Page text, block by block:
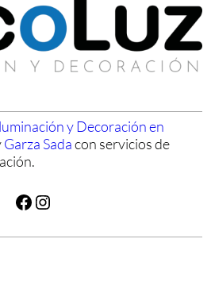
y Decoración en
Garza Sadacon servicios de
Facebook Instagram